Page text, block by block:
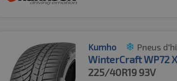
Kumho Pneus
WinterCraft WP72
225/40R19 93V